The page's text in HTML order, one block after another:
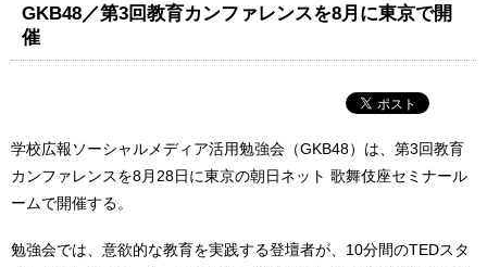
GKB48／第3回教育カンファレンスを8月に東京で開
催
学校広報ソーシャルメディア活用勉強会（GKB48）は、第3回教育
カンファレンスを8月28日に東京の朝日ネット 歌舞伎座セミナール
ームで開催する。
勉強会では、意欲的な教育を実践する登壇者が、10分間のTEDスタ